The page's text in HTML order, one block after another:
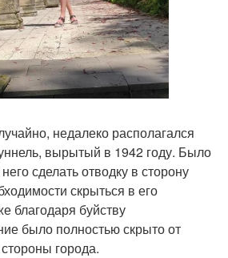
недалеко располагался
вырытый в 1942 году. Было
сделать отводку в сторону
скрыться в его
благодаря буйству
было полностью скрыто от
города.